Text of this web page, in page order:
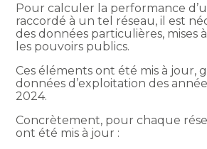
Pour calculer la performance
raccordé à un tel réseau, il est
des données particulières, mises
les pouvoirs publics.
Ces éléments ont été mis à jour,
données d’exploitation des
2024.
Concrètement, pour chaque
ont été mis à jour :